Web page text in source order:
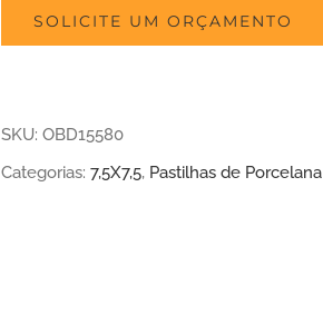
SOLICITE UM ORÇAMENTO
SKU: OBD15580
Categorias: 7,5X7,5, Pastilhas de Porcelana